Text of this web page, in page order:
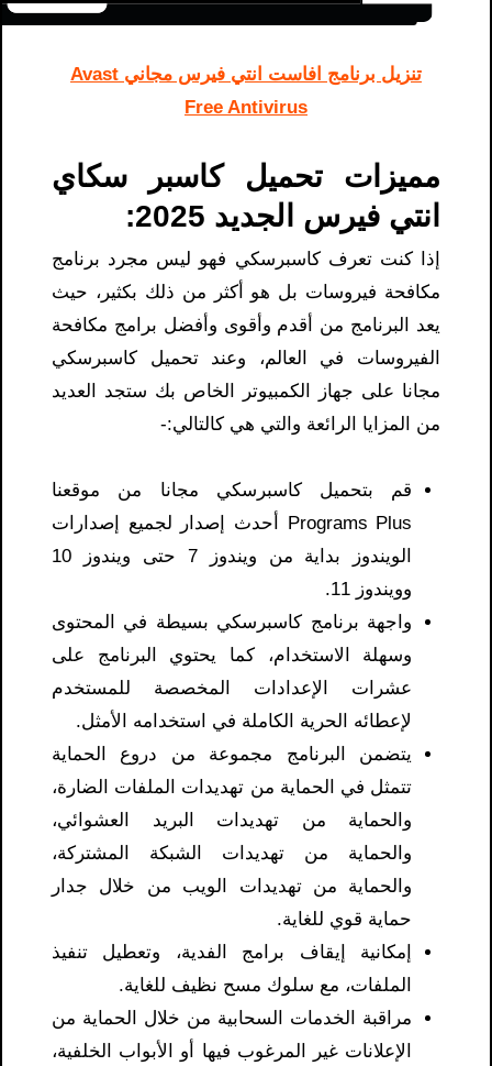
تنزيل برنامج افاست انتي فيرس مجاني Avast
Free Antivirus
مميزات تحميل كاسبر سكاي
انتي فيرس الجديد 2025:
إذا كنت تعرف كاسبرسكي فهو ليس مجرد برنامج
مكافحة فيروسات بل هو أكثر من ذلك بكثير، حيث
يعد البرنامج من أقدم وأقوى وأفضل برامج مكافحة
الفيروسات في العالم، وعند تحميل كاسبرسكي
مجانا على جهاز الكمبيوتر الخاص بك ستجد العديد
من المزايا الرائعة والتي هي كالتالي:-
قم بتحميل كاسبرسكي مجانا من موقعنا
Programs Plus أحدث إصدار لجميع إصدارات
الويندوز بداية من ويندوز 7 حتى ويندوز 10
وويندوز 11.
واجهة برنامج كاسبرسكي بسيطة في المحتوى
وسهلة الاستخدام، كما يحتوي البرنامج على
عشرات الإعدادات المخصصة للمستخدم
لإعطائه الحرية الكاملة في استخدامه الأمثل.
يتضمن البرنامج مجموعة من دروع الحماية
تتمثل في الحماية من تهديدات الملفات الضارة،
والحماية من تهديدات البريد العشوائي،
والحماية من تهديدات الشبكة المشتركة،
والحماية من تهديدات الويب من خلال جدار
حماية قوي للغاية.
إمكانية إيقاف برامج الفدية، وتعطيل تنفيذ
الملفات، مع سلوك مسح نظيف للغاية.
مراقبة الخدمات السحابية من خلال الحماية من
الإعلانات غير المرغوب فيها أو الأبواب الخلفية،